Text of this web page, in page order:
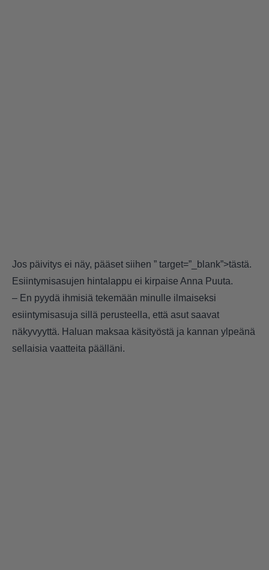
Jos päivitys ei näy, pääset siihen ” target=”_blank”>tästä.
Esiintymisasujen hintalappu ei kirpaise Anna Puuta.
– En pyydä ihmisiä tekemään minulle ilmaiseksi
esiintymisasuja sillä perusteella, että asut saavat
näkyvyyttä. Haluan maksaa käsityöstä ja kannan ylpeänä
sellaisia vaatteita päälläni.